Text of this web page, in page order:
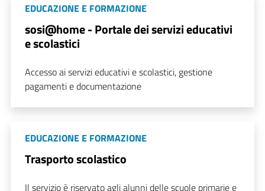
EDUCAZIONE E FORMAZIONE
sosi@home - Portale dei servizi educativi
e scolastici
Accesso ai servizi educativi e scolastici, gestione
pagamenti e documentazione
EDUCAZIONE E FORMAZIONE
Trasporto scolastico
Il servizio è riservato agli alunni delle scuole primarie e